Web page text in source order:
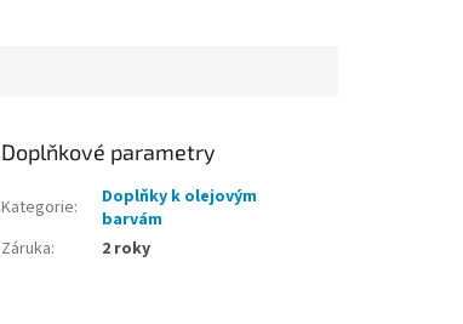
Doplňkové parametry
Kategorie:
Doplňky k olejovým
barvám
Záruka: 2 roky